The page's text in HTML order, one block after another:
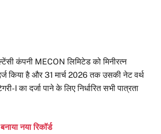
कंपनी MECON लिमिटेड को मिनीरत्न
किया है और 31 मार्च 2026 तक उसकी नेट वर्थ
का दर्जा पाने के लिए निर्धारित सभी पात्रता
नया रिकॉर्ड